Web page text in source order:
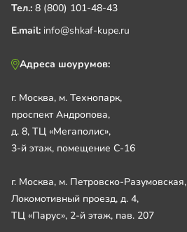
Тел.: 8 (800) 101-48-43
E.mail: info@shkaf-kupe.ru
Адреса шоурумов:
г. Москва, м. Технопарк,
проспект Андропова,
д. 8, ТЦ «Мегаполис»,
3-й этаж, помещение С-16
г. Москва, м. Петровско-Разумовская,
Локомотивный проезд, д. 4,
ТЦ «Парус», 2-й этаж, пав. 207